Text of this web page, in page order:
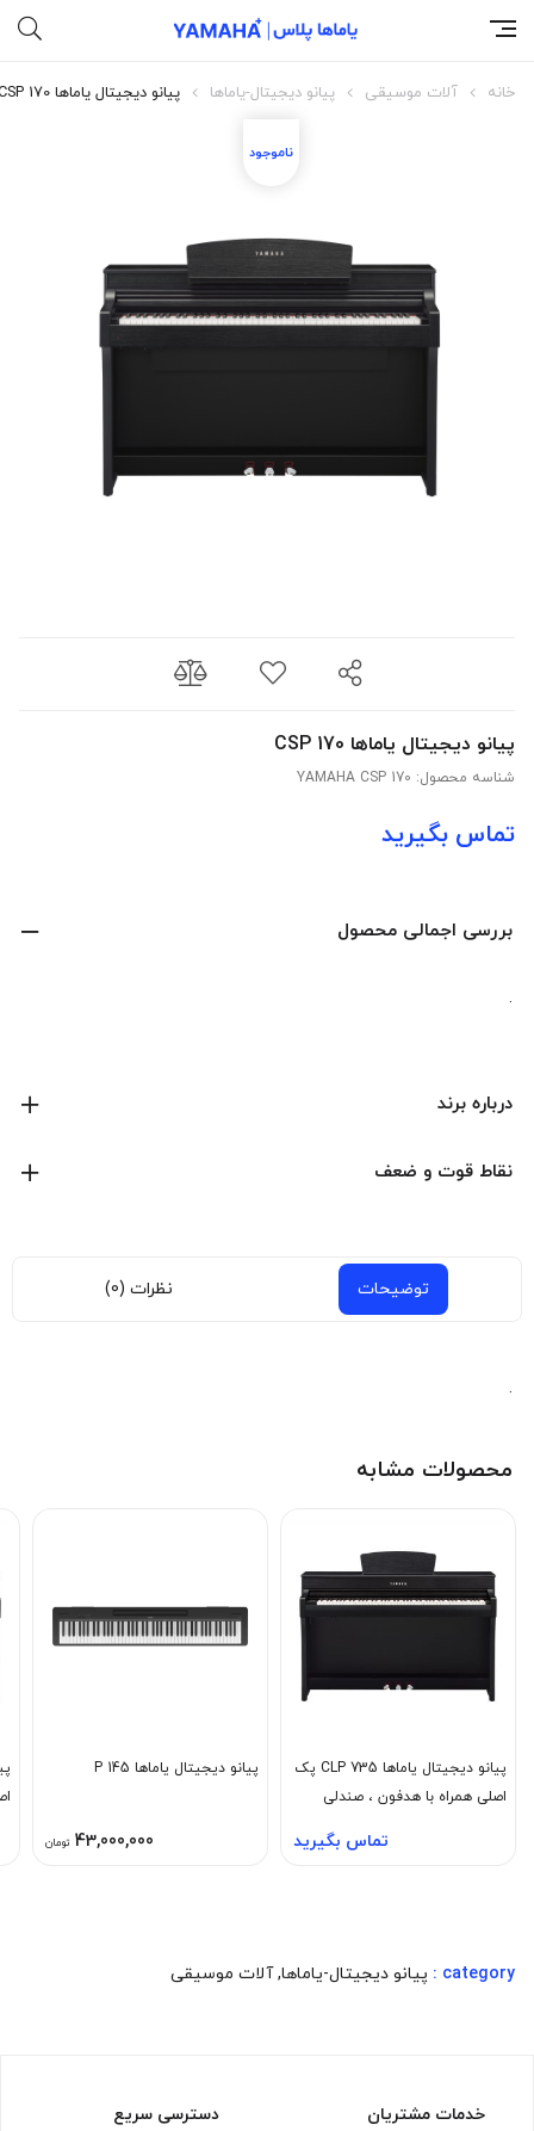
خانه آلات موسیقی پیانو دیجیتال-یاماها پیانو دیجیتال یاماها CSP 170
پیانو دیجیتال یاماها CSP 170
شناسه محصول: YAMAHA CSP 170
تماس بگیرید
بررسی اجمالی محصول
.
درباره برند
یاماها
می‌دهد. این محصولات بیشتر شامل
آلات موسیقی ، موتورسیکلت
تجهیزات ورزشی قدرتی و الکترونیکی است.
نقاط قوت و ضعف
توضیحات نظرات (0)
.
محصولات مشابه
پیانو دیجیتال یاماها CLP 735 پک
اصلی همراه با هدفون ، صندلی
تماس بگیرید
پیانو دیجیتال یاماها P 145
43,000,000 تومان
category : پیانو دیجیتال-یاماها,آلات موسیقی
خدمات مشتریان دسترسی سریع